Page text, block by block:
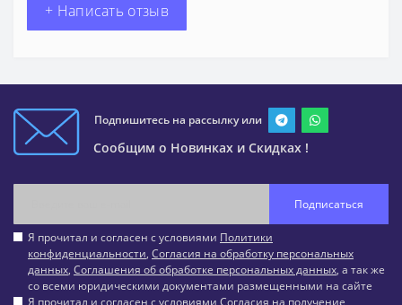
+ Написать отзыв
Подпишитесь на рассылку или
Сообщим о Новинках и Скидках !
Подписаться
Я прочитал и согласен с условиями Политики
конфиденциальности, Согласия на обработку персональных
данных, Соглашения об обработке персональных данных, а так же
со всеми юридическими документами размещенными на сайте